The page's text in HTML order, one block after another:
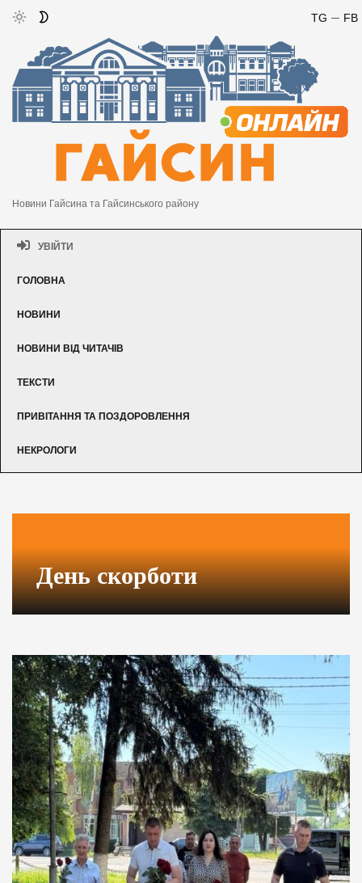
FB
TG
Новини Гайсина та Гайсинського району
УВІЙТИ
ГОЛОВНА
НОВИНИ
НОВИНИ ВІД ЧИТАЧІВ
ТЕКСТИ
ПРИВІТАННЯ ТА ПОЗДОРОВЛЕННЯ
НЕКРОЛОГИ
День скорботи